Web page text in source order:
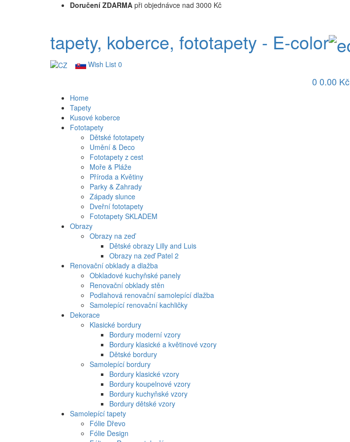
Doručení ZDARMA při objednávce nad 3000 Kč
tapety, koberce, fototapety - E-color
Wish List 0
0 0.00 Kč
Home
Tapety
Kusové koberce
Fototapety
Dětské fototapety
Umění & Deco
Fototapety z cest
Moře & Pláže
Příroda a Květiny
Parky & Zahrady
Západy slunce
Dveřní fototapety
Fototapety SKLADEM
Obrazy
Obrazy na zeď
Dětské obrazy Lilly and Luis
Obrazy na zeď Patel 2
Renovační obklady a dlažba
Obkladové kuchyňské panely
Renovační obklady stěn
Podlahová renovační samolepící dlažba
Samolepící renovační kachličky
Dekorace
Klasické bordury
Bordury moderní vzory
Bordury klasické a květinové vzory
Dětské bordury
Samolepící bordury
Bordury klasické vzory
Bordury koupelnové vzory
Bordury kuchyňské vzory
Bordury dětské vzory
Samolepící tapety
Fólie Dřevo
Fólie Design